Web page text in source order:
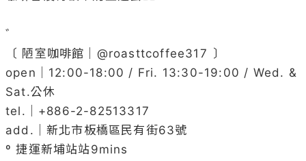
゛
〔 陋室咖啡館｜@roasttcoffee317 〕
open｜12:00-18:00 / Fri. 13:30-19:00 / Wed. &
Sat.公休
tel.｜+886-2-82513317
add.｜新北市板橋區民有街63號
º 捷運新埔站站9mins